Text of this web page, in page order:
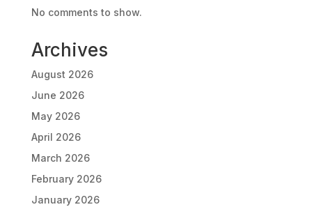
No comments to show.
Archives
August 2026
June 2026
May 2026
April 2026
March 2026
February 2026
January 2026